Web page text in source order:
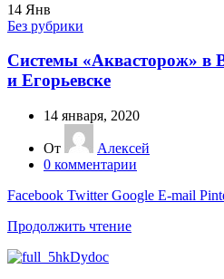
14 Янв
Без рубрики
Системы «Аквасторож» в
и Егорьевске
14 января, 2020
От
Алексей
0 комментарии
Facebook Twitter Google E-mail
Продолжить чтение